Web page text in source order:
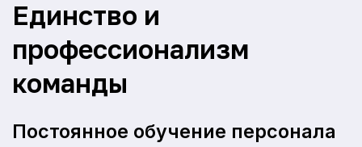
Единство и
профессионализм
команды
Постоянное обучение персонала